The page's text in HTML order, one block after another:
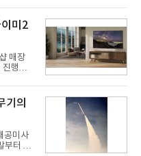
DC를
에 따
러스를
확장되
2분기
억원을
이익은
미2
매장
행하고
형 올
미니
TV 20
델명
. 프로
부 사항
안내
기의
공미사
부터 성